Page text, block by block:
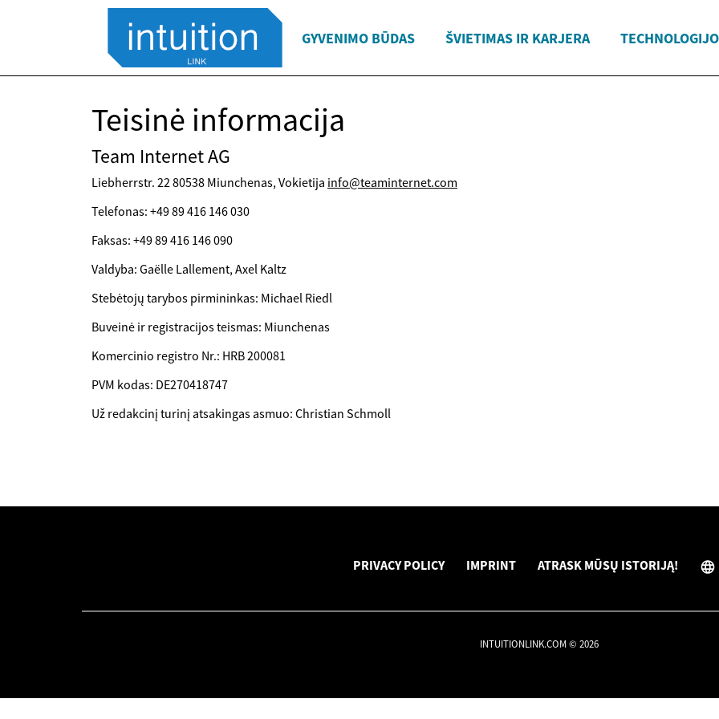
GYVENIMO BŪDAS ŠVIETIMAS IR KARJERA
Teisinė informacija
Team Internet AG
Liebherrstr. 22 80538 Miunchenas, Vokietija info@teaminternet.com
Telefonas: +49 89 416 146 030
Faksas: +49 89 416 146 090
Valdyba: Gaëlle Lallement, Axel Kaltz
Stebėtojų tarybos pirmininkas: Michael Riedl
Buveinė ir registracijos teismas: Miunchenas
Komercinio registro Nr.: HRB 200081
PVM kodas: DE270418747
Už redakcinį turinį atsakingas asmuo: Christian Schmoll
PRIVACY POLICY IMPRINT ATRASK MŪSŲ ISTORIJĄ!
INTUITIONLINK.COM © 2026